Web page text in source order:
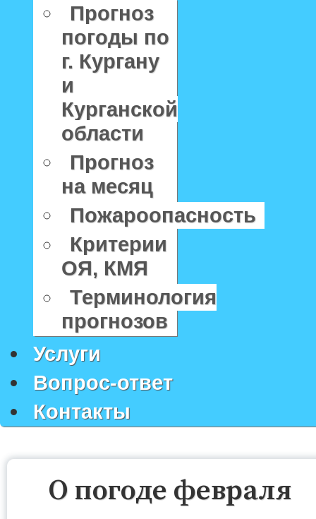
Прогноз
погоды по
г. Кургану
и
Курганской
области
Прогноз
на месяц
Пожароопасность
Критерии
ОЯ, КМЯ
Терминология
прогнозов
Услуги
Вопрос-ответ
Контакты
О погоде февраля